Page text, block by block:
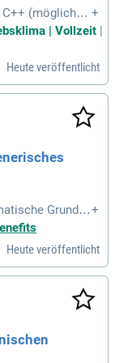
(möglichst
sowie ve
der benötigt
+
| Vollzeit
Heute veröffentlicht
Grundke
Bereitschaft, si
und Teamfähi
+
Heute veröffentlicht